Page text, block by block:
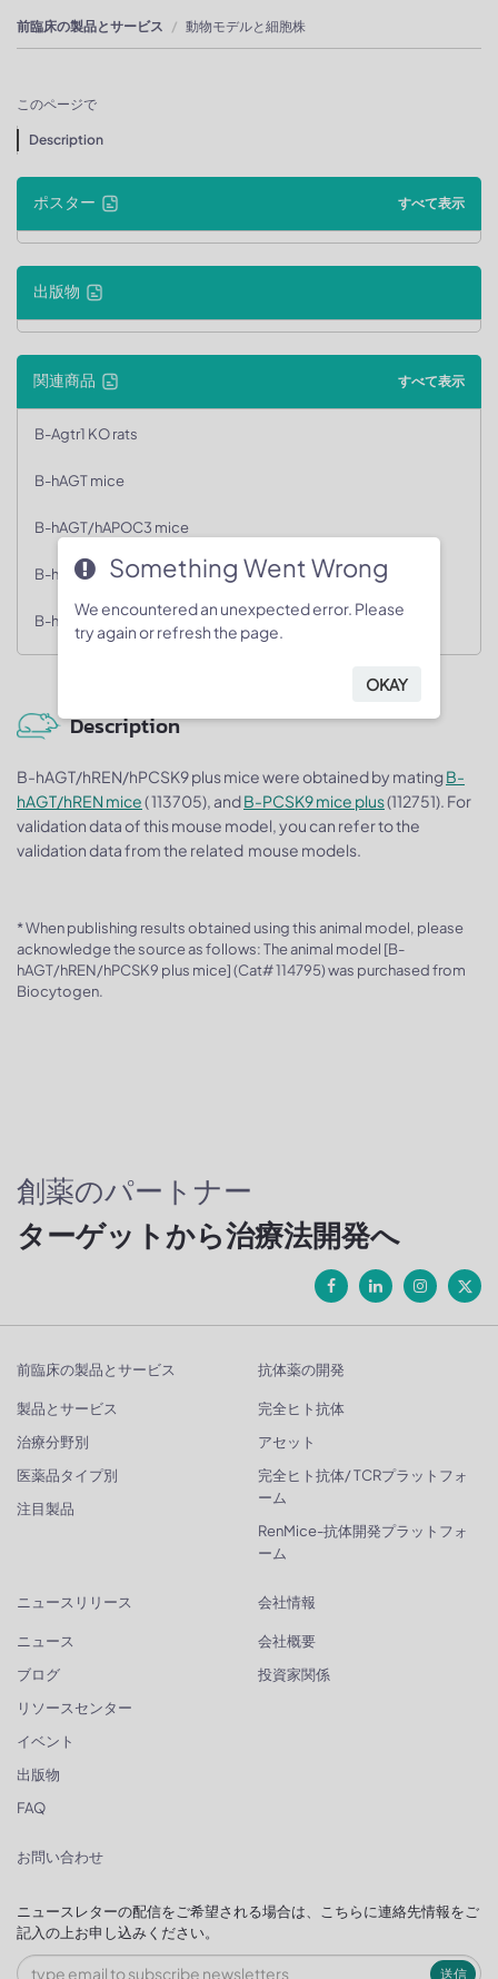
前臨床の製品とサービス 動物モデルと細胞株
このページで
Description
ポスター すべて表示
出版物
関連商品 すべて表示
B-Agtr1 KO rats
B-hAGT mice
B-hAGT/hAPOC3 mice
B-hAGT/hPCSK9 plus mice
B-hAGT/hREN mice
Description
B-hAGT/hREN/hPCSK9 plus mice were obtained by matingB-
hAGT/hREN mice( 113705), andB-PCSK9 mice plus(112751). For
validation data of this mouse model, you can refer to the
validation data from the related mouse models.
* When publishing results obtained using this animal model, please
acknowledge the source as follows: The animal model [B-
hAGT/hREN/hPCSK9 plus mice] (Cat# 114795) was purchased from
Biocytogen.
創薬のパートナー
ターゲットから治療法開発へ
前臨床の製品とサービス
製品とサービス
治療分野別
医薬品タイプ別
注目製品
抗体薬の開発
完全ヒト抗体
アセット
完全ヒト抗体/ TCRプラットフォ
ーム
RenMice-抗体開発プラットフォ
ーム
ニュースリリース
ニュース
ブログ
リソースセンター
イベント
出版物
FAQ
会社情報
会社概要
投資家関係
お問い合わせ
ニュースレターの配信をご希望される場合は、こちらに連絡先情報をご
記入の上お申し込みください。
送信
Something Went Wrong
We encountered an unexpected error. Please
try again or refresh the page.
OKAY